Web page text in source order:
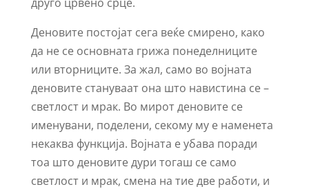
Деновите постојат сега веќе смирено, како
да не се основната грижа понеделниците
или вторниците. За жал, само во војната
деновите стануваат она што навистина се –
светлост и мрак. Во мирот деновите се
именувани, поделени, секому му е наменета
некаква функција. Војната е убава поради
тоа што деновите дури тогаш се само
светлост и мрак, смена на тие две работи, и